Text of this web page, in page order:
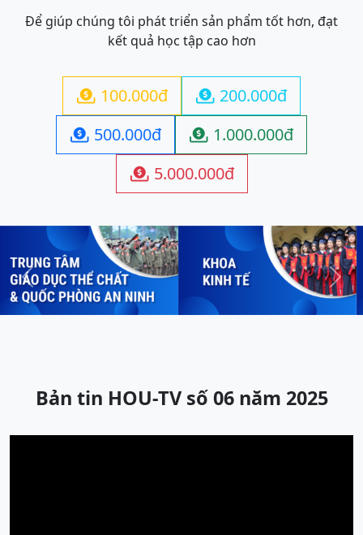
Để giúp chúng tôi phát triển sản phẩm tốt hơn, đạt
kết quả học tập cao hơn
 100.000đ  200.000đ
 500.000đ  1.000.000đ
 5.000.000đ
Previous Next
Bản tin HOU-TV số 06 năm 2025